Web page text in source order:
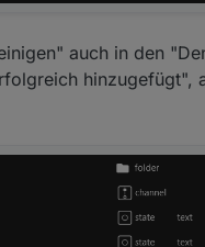
auch in den